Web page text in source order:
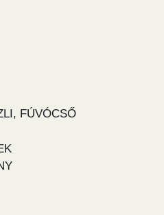
FÚVÓCSŐ